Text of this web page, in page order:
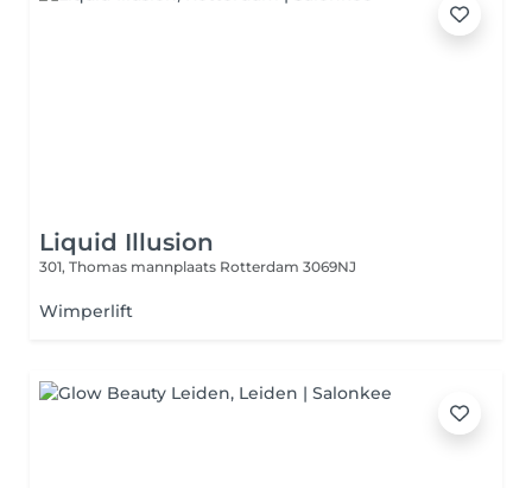
Liquid Illusion
301, Thomas mannplaats Rotterdam 3069NJ
Wimperlift